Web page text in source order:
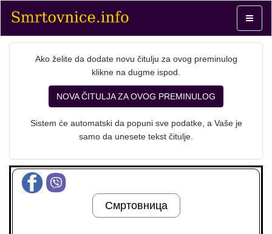
Toggle
Ako želite da dodate novu čitulju za ovog preminulog
klikne na dugme ispod.
NOVA ČITULJA ZA OVOG PREMINULOG
Sistem će automatski da popuni sve podatke, a Vaše je
samo da unesete tekst čitulje.
Смртовница